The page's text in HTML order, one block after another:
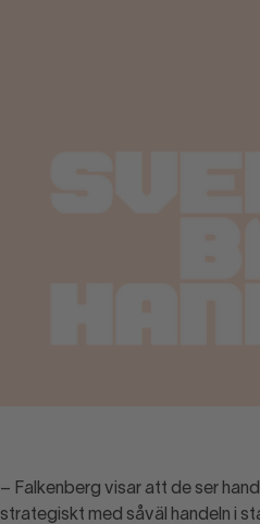
– Falkenberg visar att de ser
strategiskt med såväl handeln i